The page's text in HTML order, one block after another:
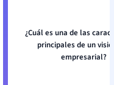
¿Cuál es una de las
principales de un
empresarial?